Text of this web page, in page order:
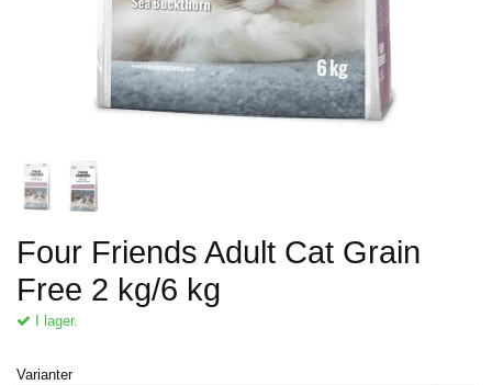
Four Friends Adult Cat Grain
Free 2 kg/6 kg
I lager.
Varianter